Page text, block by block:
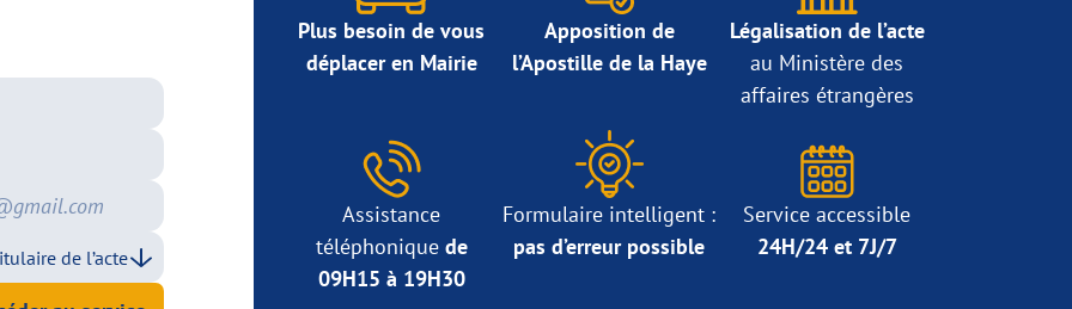
Plus besoin de vous
déplacer en Mairie
Apposition de
l’Apostille de la Haye
Légalisation de l’acte
au Ministère des
affaires étrangères
Assistance
téléphonique de
09H15 à 19H30
Formulaire intelligent :
pas d’erreur possible
Service accessible
24H/24 et 7J/7